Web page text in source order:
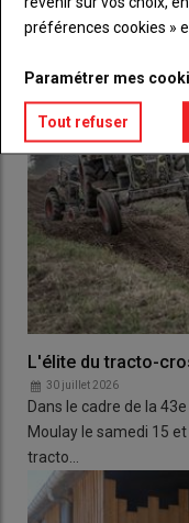
L'élite du tracto-
30 juillet 2026
Dans le cadre de la
Moulay le samedi 15
tracto…
préférences cookies »
Paramétrer mes
Tout refuser